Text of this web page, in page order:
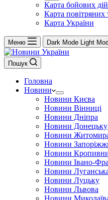
Карта бойових
Карта повітряних
Карта України
Меню Dark Mode Light
Пошук
Головна
Новини
Новини Києва
Новини Вінниці
Новини Дніпра
Новини Донецьку
Новини
Новини
Новини
Новини Івано-
Новини
Новини Луцьку
Новини Львова
Новини